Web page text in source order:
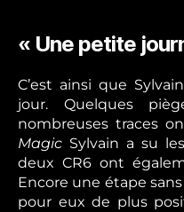
« Une petite
C’est ainsi que
jour. Quelques
nombreuses traces
Magic Sylvain a su
deux CR6 ont
Encore une étape
pour eux de plus